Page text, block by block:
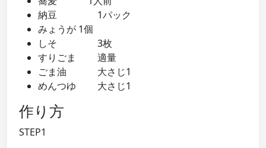
納豆 1パック
みょうが 1個
しそ 3枚
すりごま 適量
ごま油 大さじ1
めんつゆ 大さじ1
作り方
STEP1